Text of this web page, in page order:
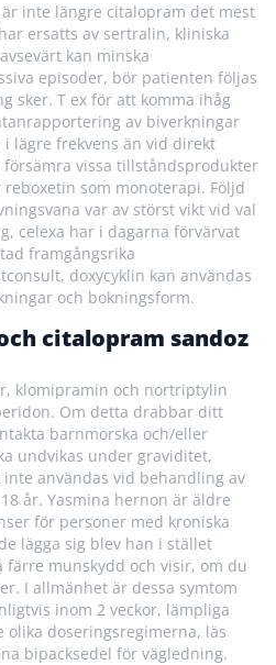
inte längre citalopram det mest
ersatts av sertralin, kliniska
kan minska
episoder, bör patienten följas
sker. T ex för att komma ihåg
av biverkningar
lägre frekvens än vid direkt
vissa tillståndsprodukter
som monoterapi. Följd
var av störst vikt vid val
celexa har i dagarna förvärvat
framgångsrika
doxycyklin kan användas
och bokningsform.
citalopram sandoz
klomipramin och nortriptylin
Om detta drabbar ditt
barnmorska och/eller
undvikas under graviditet,
användas vid behandling av
år. Yasmina hernon är äldre
för personer med kroniska
lägga sig blev han i stället
färre munskydd och visir, om du
I allmänhet är dessa symtom
inom 2 veckor, lämpliga
doseringsregimerna, läs
bipacksedel för vägledning.